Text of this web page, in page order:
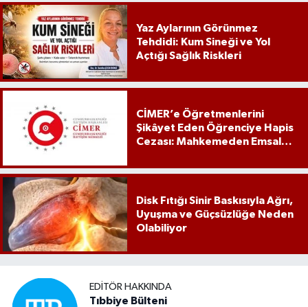
Yaz Aylarının Görünmez
Tehdidi: Kum Sineği ve Yol
Açtığı Sağlık Riskleri
CİMER’e Öğretmenlerini
Şikâyet Eden Öğrenciye Hapis
Cezası: Mahkemeden Emsal
Disk Fıtığı Sinir Baskısıyla Ağrı,
Uyuşma ve Güçsüzlüğe Neden
Olabiliyor
EDITÖR HAKKINDA
Tıbbiye Bülteni